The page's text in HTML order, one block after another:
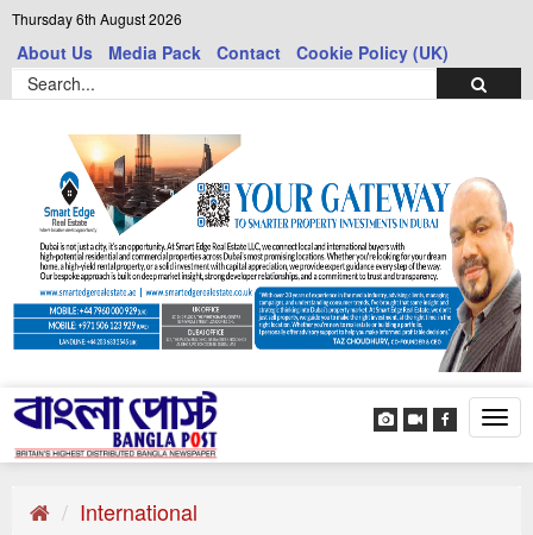
Thursday 6th August 2026
About Us Media Pack Contact Cookie Policy (UK)
International